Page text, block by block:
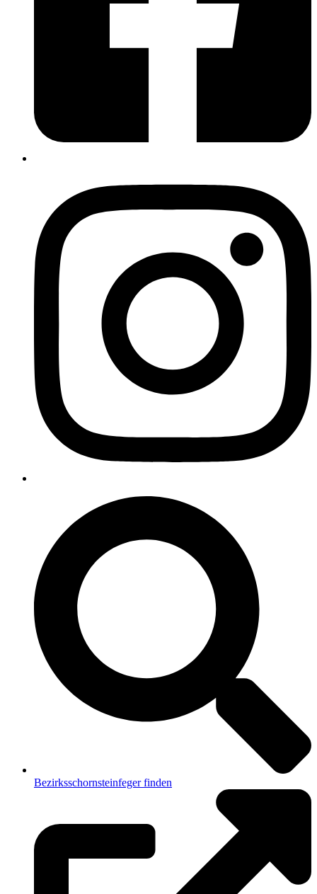
Bezirksschornsteinfeger finden